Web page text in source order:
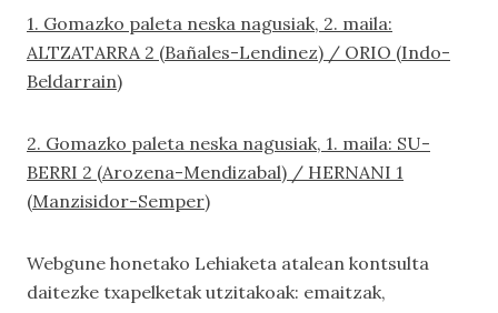
1. Gomazko paleta neska nagusiak, 2. maila:
ALTZATARRA 2 (Bañales-Lendinez) / ORIO (Indo-
Beldarrain)
2. Gomazko paleta neska nagusiak, 1. maila: SU-
BERRI 2 (Arozena-Mendizabal) / HERNANI 1
(Manzisidor-Semper)
Webgune honetako Lehiaketa atalean kontsulta
daitezke txapelketak utzitakoak: emaitzak,